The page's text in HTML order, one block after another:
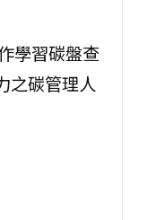
學習碳盤查
之碳管理人